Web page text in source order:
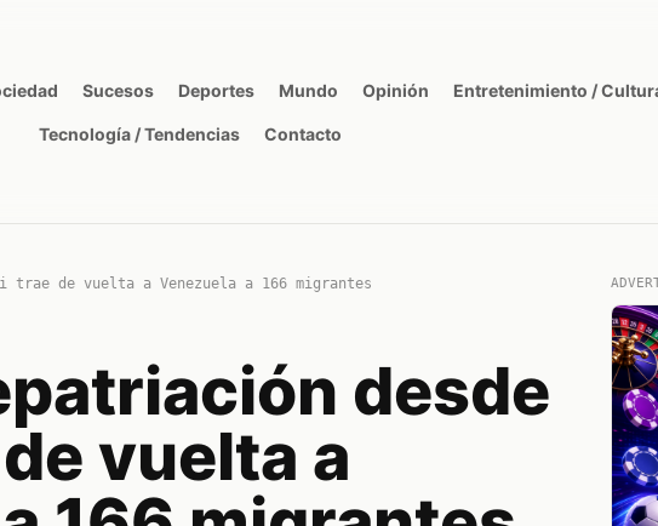
Sucesos Deportes Mundo Opinión Entretenimiento /
Tecnología / Tendencias Contacto
trae de vuelta a Venezuela a 166 migrantes
desde
vuelta a